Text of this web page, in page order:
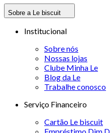
Sobre a Le biscuit
Institucional
Sobre nós
Nossas lojas
Clube Minha Le
Blog da Le
Trabalhe conosco
Serviço Financeiro
Cartão Le biscuit